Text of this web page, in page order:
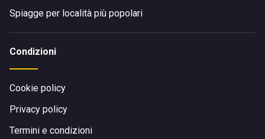
Spiagge per località più popolari
Condizioni
Cookie policy
Privacy policy
Termini e condizioni